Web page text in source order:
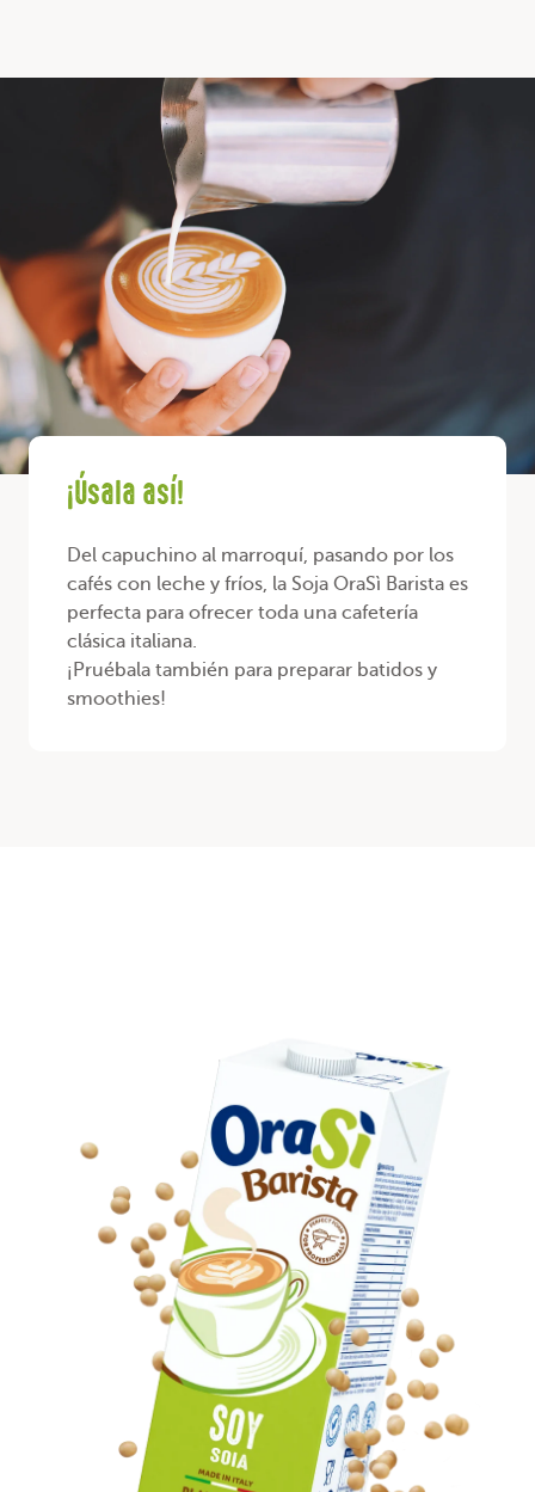
¡Úsala así!
Del capuchino al marroquí, pasando por los
cafés con leche y fríos, la Soja OraSì Barista es
perfecta para ofrecer toda una cafetería
clásica italiana.
¡Pruébala también para preparar batidos y
smoothies!